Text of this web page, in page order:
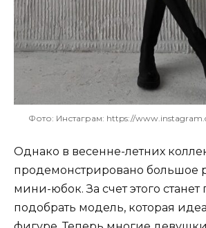
Фото: Инстаграм: https://
Однако в весенне-летних
продемонстрировано большое
мини-юбок. За счет этого
подобрать модель, которая